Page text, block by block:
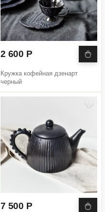
2 600 Р
Кружка кофейная дзенарт
черный
7 500 Р